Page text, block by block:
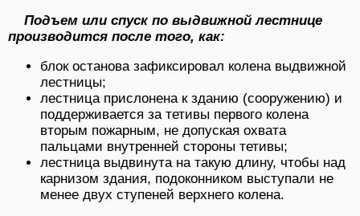
Подъем или спуск по выдвижной лестнице
производится после того, как:
блок останова зафиксировал колена выдвижной
лестницы;
лестница прислонена к зданию (сооружению) и
поддерживается за тетивы первого колена
вторым пожарным, не допуская охвата
пальцами внутренней стороны тетивы;
лестница выдвинута на такую длину, чтобы над
карнизом здания, подоконником выступали не
менее двух ступеней верхнего колена.